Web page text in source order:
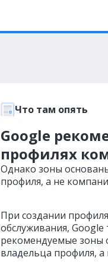
Что там опять
Google
профилях
Однако зоны
профиля, а не
При создании
обслуживания, Google
рекомендуемые зоны
владельца профиля,